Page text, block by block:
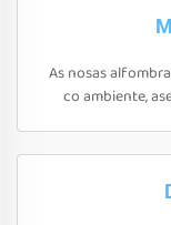
As nosas
co ambiente,